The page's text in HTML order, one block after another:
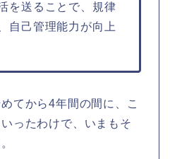
送ることで、規律
自己管理能力が向上
てから4年間の間に、こ
ったわけで、いまもそ